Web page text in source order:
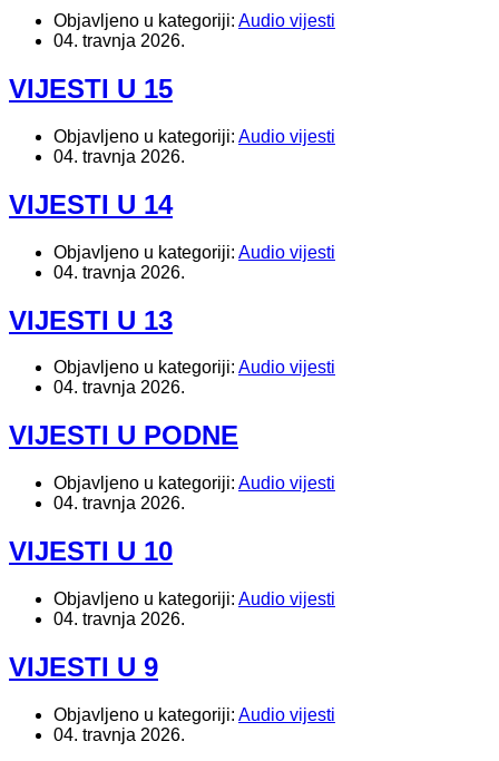
Objavljeno u kategoriji: Audio vijesti
04. travnja 2026.
VIJESTI U 15
Objavljeno u kategoriji: Audio vijesti
04. travnja 2026.
VIJESTI U 14
Objavljeno u kategoriji: Audio vijesti
04. travnja 2026.
VIJESTI U 13
Objavljeno u kategoriji: Audio vijesti
04. travnja 2026.
VIJESTI U PODNE
Objavljeno u kategoriji: Audio vijesti
04. travnja 2026.
VIJESTI U 10
Objavljeno u kategoriji: Audio vijesti
04. travnja 2026.
VIJESTI U 9
Objavljeno u kategoriji: Audio vijesti
04. travnja 2026.